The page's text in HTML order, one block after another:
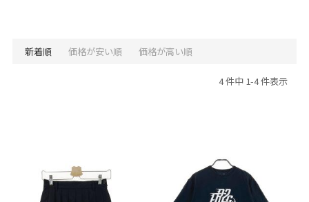
新着順 価格が安い順 価格が高い順
4 件中 1-4 件表示